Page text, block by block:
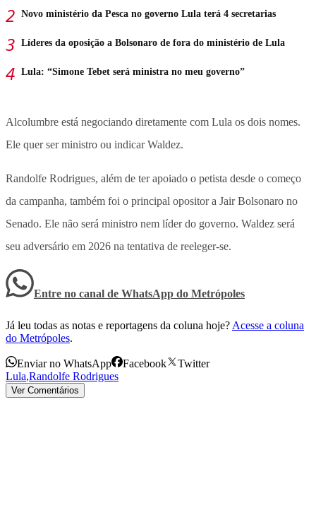
Novo ministério da Pesca no governo Lula terá 4 secretarias
Líderes da oposição a Bolsonaro de fora do ministério de Lula
Lula: “Simone Tebet será ministra no meu governo”
Alcolumbre está negociando diretamente com Lula os dois nomes.
Ele quer ser ministro ou indicar Waldez.
Randolfe Rodrigues, além de ter apoiado o petista desde o começo
da campanha, também foi o principal opositor a Jair Bolsonaro no
Senado. Ele não será ministro nem líder do governo. Waldez será
seu adversário em 2026 na tentativa de reeleger-se.
Entre no canal de WhatsApp do Metrópoles
Já leu todas as notas e reportagens da coluna hoje? Acesse a coluna
do Metrópoles.
Enviar no WhatsApp Facebook
Twitter
Lula,Randolfe Rodrigues
Ver Comentários